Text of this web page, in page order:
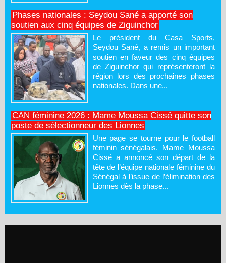
Phases nationales : Seydou Sané a apporté son
soutien aux cinq équipes de Ziguinchor
Le président du Casa Sports,
Seydou Sané, a remis un important
soutien en faveur des cinq équipes
de Ziguinchor qui représenteront la
région lors des prochaines phases
nationales. Dans une...
CAN féminine 2026 : Mame Moussa Cissé quitte son
poste de sélectionneur des Lionnes
Une page se tourne pour le football
féminin sénégalais. Mame Moussa
Cissé a annoncé son départ de la
tête de l’équipe nationale féminine du
Sénégal à l’issue de l’élimination des
Lionnes dès la phase...